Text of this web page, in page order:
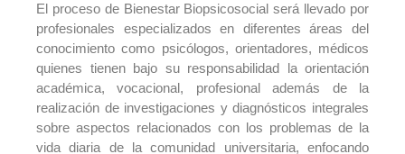
El proceso de Bienestar Biopsicosocial será llevado por
profesionales especializados en diferentes áreas del
conocimiento como psicólogos, orientadores, médicos
quienes tienen bajo su responsabilidad la orientación
académica, vocacional, profesional además de la
realización de investigaciones y diagnósticos integrales
sobre aspectos relacionados con los problemas de la
vida diaria de la comunidad universitaria, enfocando